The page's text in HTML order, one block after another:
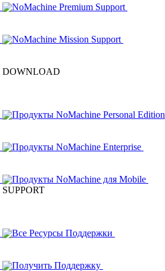
NoMachine Premium Support
NoMachine Mission Support
DOWNLOAD
Продукты NoMachine Personal Edition
Продукты NoMachine Enterprise
Продукты NoMachine для Mobile
SUPPORT
Все Ресурсы Поддержки
Получить Поддержку